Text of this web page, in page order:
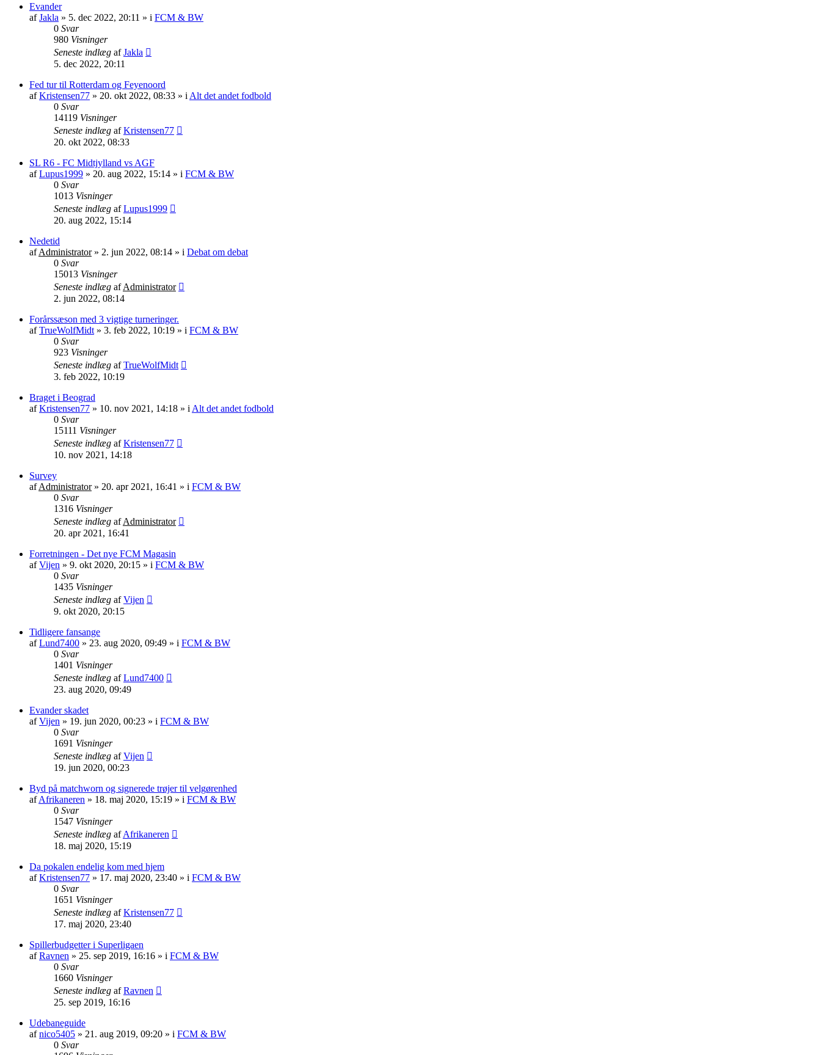
Evander
afJakla » 5. dec 2022, 20:11 » i FCM & BW
0 Svar
980 Visninger
Seneste indlæg afJakla
5. dec 2022, 20:11
Fed tur til Rotterdam og Feyenoord
afKristensen77 » 20. okt 2022, 08:33 » i Alt det andet fodbold
0 Svar
14119 Visninger
Seneste indlæg afKristensen77
20. okt 2022, 08:33
SL R6 - FC Midtjylland vs AGF
afLupus1999 » 20. aug 2022, 15:14 » i FCM & BW
0 Svar
1013 Visninger
Seneste indlæg afLupus1999
20. aug 2022, 15:14
Nedetid
afAdministrator» 2. jun 2022, 08:14 » i Debat om debat
0 Svar
15013 Visninger
Seneste indlæg afAdministrator
2. jun 2022, 08:14
Forårssæson med 3 vigtige turneringer.
afTrueWolfMidt » 3. feb 2022, 10:19 » i FCM & BW
0 Svar
923 Visninger
Seneste indlæg afTrueWolfMidt
3. feb 2022, 10:19
Braget i Beograd
afKristensen77 » 10. nov 2021, 14:18 » i Alt det andet fodbold
0 Svar
15111 Visninger
Seneste indlæg afKristensen77
10. nov 2021, 14:18
Survey
afAdministrator» 20. apr 2021, 16:41 » i FCM & BW
0 Svar
1316 Visninger
Seneste indlæg afAdministrator
20. apr 2021, 16:41
Forretningen - Det nye FCM Magasin
afVijen » 9. okt 2020, 20:15 » i FCM & BW
0 Svar
1435 Visninger
Seneste indlæg afVijen
9. okt 2020, 20:15
Tidligere fansange
afLund7400 » 23. aug 2020, 09:49 » i FCM & BW
0 Svar
1401 Visninger
Seneste indlæg afLund7400
23. aug 2020, 09:49
Evander skadet
afVijen » 19. jun 2020, 00:23 » i FCM & BW
0 Svar
1691 Visninger
Seneste indlæg afVijen
19. jun 2020, 00:23
Byd på matchworn og signerede trøjer til velgørenhed
afAfrikaneren » 18. maj 2020, 15:19 » i FCM & BW
0 Svar
1547 Visninger
Seneste indlæg afAfrikaneren
18. maj 2020, 15:19
Da pokalen endelig kom med hjem
afKristensen77 » 17. maj 2020, 23:40 » i FCM & BW
0 Svar
1651 Visninger
Seneste indlæg afKristensen77
17. maj 2020, 23:40
Spillerbudgetter i Superligaen
afRavnen » 25. sep 2019, 16:16 » i FCM & BW
0 Svar
1660 Visninger
Seneste indlæg afRavnen
25. sep 2019, 16:16
Udebaneguide
afnico5405 » 21. aug 2019, 09:20 » i FCM & BW
0 Svar